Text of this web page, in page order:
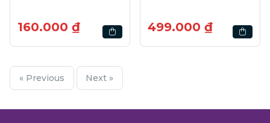
160.000 ₫ 499.000 ₫
« Previous Next »